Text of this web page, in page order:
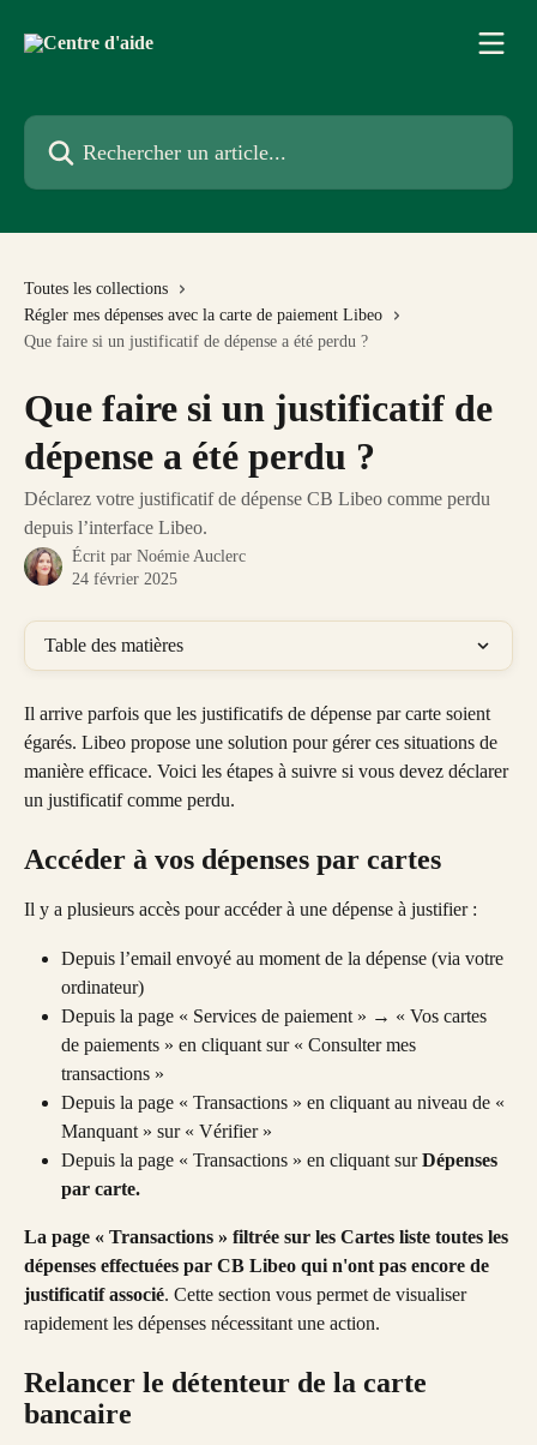
Rechercher un article...
Toutes les collections
Régler mes dépenses avec la carte de paiement Libeo
Que faire si un justificatif de dépense a été perdu ?
Que faire si un justificatif de
dépense a été perdu ?
Déclarez votre justificatif de dépense CB Libeo comme perdu
depuis l’interface Libeo.
Écrit par Noémie Auclerc
24 février 2025
Table des matières
Il arrive parfois que les justificatifs de dépense par carte soient
égarés. Libeo propose une solution pour gérer ces situations de
manière efficace. Voici les étapes à suivre si vous devez déclarer
un justificatif comme perdu.
Accéder à vos dépenses par cartes
Il y a plusieurs accès pour accéder à une dépense à justifier :
Depuis l’email envoyé au moment de la dépense (via votre
ordinateur)
Depuis la page « Services de paiement » → « Vos cartes
de paiements » en cliquant sur « Consulter mes
transactions »
Depuis la page « Transactions » en cliquant au niveau de «
Manquant » sur « Vérifier »
Depuis la page « Transactions » en cliquant sur Dépenses
par carte.
La page « Transactions » filtrée sur les Cartes liste toutes les
dépenses effectuées par CB Libeo qui n'ont pas encore de
justificatif associé. Cette section vous permet de visualiser
rapidement les dépenses nécessitant une action.
Relancer le détenteur de la carte
bancaire